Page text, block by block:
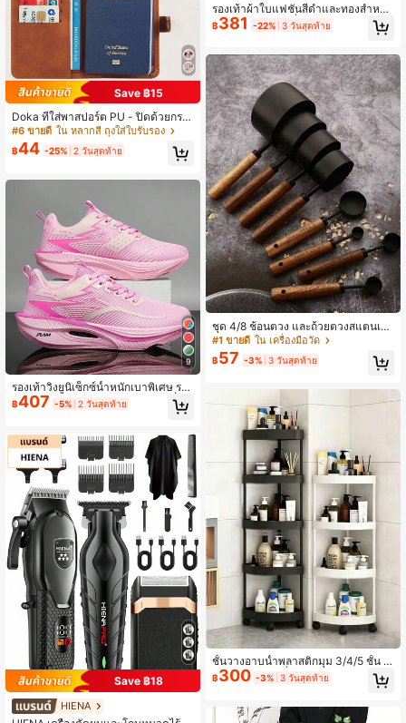
Save ฿15
Doka ที่ใส่พาสปอร์ต PU - ปิดด้วยกระ
ดุม, ซับในหนังเทียม, ปกพาสปอร์ตรูปเค
รื่องบิน, อุปกรณ์เสริมสำหรับการเดินทา
งสไตล์มินิมอล - สะดวกสำหรับจัดเก็บเอ
ปกรณ์สำหรับวันหยุด, อุปกรณ์จัดระเบีย
นทาง, ที่ใส่พาสปอร์ต, กระเป๋าสตางค์ใส่
พาสปอร์ต, กระเป๋าสำหรับวันหยุดที่ชาย
หาด, วันหยุดฤดูร้อน, อุปกรณ์เปิดเทอม
#6 ขายดี ใน หลากสี ถุงใส่ใบรับรอง
฿44 -25% 2 วันสุดท้าย
9
รองเท้าวิ่งยูนิเซ็กซ์น้ำหนักเบาพิเศษ ระ
บายอากาศได้ดี รองเท้ากีฬาเบาไม่ลื่น ร
องเท้าเดินสบาย เหมาะสำหรับยิม กลาง
฿407 -5% 2 วันสุดท้าย
Save ฿18
HIENA
รองเท้าผ้าใบแฟชั่นสีดำและทองสำหรับ
ผู้ชาย - ดีไซน์ข้อต่ำ, อัปเปอร์ทำจาก P
U ทนทานและพื้นรองเท้า PVC, ซับในผ้
฿381 -22% 3 วันสุดท้าย
ชุด 4/8 ช้อนตวง และถ้วยตวงสแตนเลส
คุณภาพสูงด้ามไม้ - ทนทาน ป้องกันสนิ
ม ทำความสะอาดง่าย เหมาะสำหรับกา
รทำอาหาร ทำขนม โปรเจกต์ DIY ห้อง
ปกรณ์บาร์เทนเดอร์ เครื่องมือห้องครัว อุ
ปกรณ์ห้องครัว มีให้เลือกหลายสีและขน
าด สามารถซ้อนเก็บเพื่อตอบสนองควา
มต้องการที่หลากหลายของคุณ
#1 ขายดี ใน เครื่องมือวัด
฿57 -3% 3 วันสุดท้าย
ชั้นวางอาบน้ำพลาสติกมุม 3/4/5 ชั้น พ
ร้อมล้อ 4 ล้อ เคลื่อนย้ายง่ายและประหยั
ดพื้นที่ จัดเก็บของใช้ประจำวันในห้อง
ถอดประกอบง่าย เหมาะเป็นของขวัญคริ
฿300 -3% 3 วันสุดท้าย